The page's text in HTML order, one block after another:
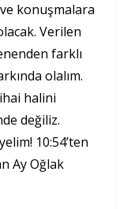
konuşmalara
Verilen
farklı
olalım.
halini
değiliz.
10:54’ten
Ay Oğlak